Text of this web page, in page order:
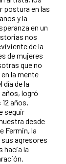
postura en las
y la
en un
nos
de la
de mujeres
que no
la mente
día de la
años, logró
años,
seguir
desde
Fermin, la
agresores
hacia la